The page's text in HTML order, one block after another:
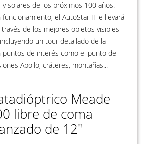
y solares de los próximos 100 años.
funcionamiento, el AutoStar II le llevará
de los mejores objetos visibles
un tour detallado de la
puntos de interés como el punto de
Apollo, cráteres, montañas...
Meade
libre de coma
de 12"